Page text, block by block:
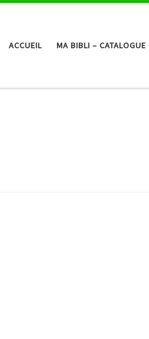
ACCUEIL MA BIBLI – CATALOGUE